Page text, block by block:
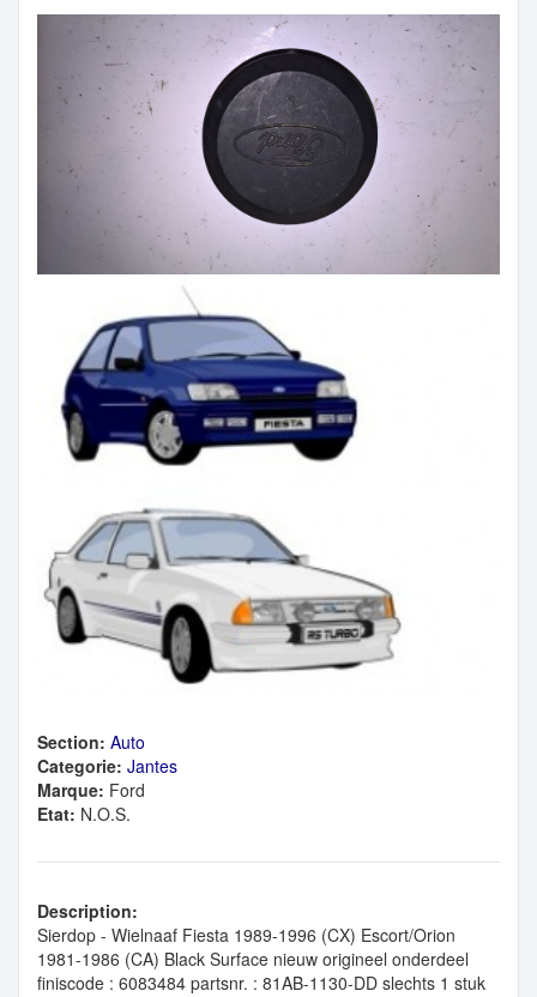
Section: Auto
Categorie: Jantes
Marque: Ford
Etat: N.O.S.
Description:
Sierdop - Wielnaaf Fiesta 1989-1996 (CX) Escort/Orion
1981-1986 (CA) Black Surface nieuw origineel onderdeel
finiscode : 6083484 partsnr. : 81AB-1130-DD slechts 1 stuk